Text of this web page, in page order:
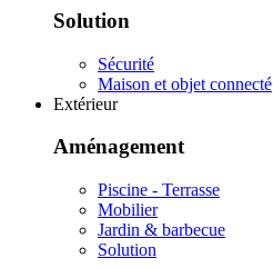
Solution
Sécurité
Maison et objet connecté
Extérieur
Aménagement
Piscine - Terrasse
Mobilier
Jardin & barbecue
Solution